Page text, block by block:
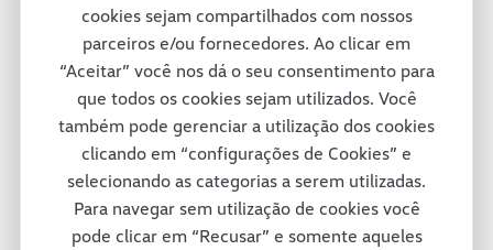
cookies sejam compartilhados com nossos
parceiros e/ou fornecedores. Ao clicar em
“Aceitar” você nos dá o seu consentimento para
que todos os cookies sejam utilizados. Você
também pode gerenciar a utilização dos cookies
clicando em “configurações de Cookies” e
selecionando as categorias a serem utilizadas.
Para navegar sem utilização de cookies você
pode clicar em “Recusar” e somente aqueles
Consórcio Modular
A fábrica da Volkswagen Caminhões e
Ônibus em Resende adotou um projeto
inovador em termos de tecnologia e de